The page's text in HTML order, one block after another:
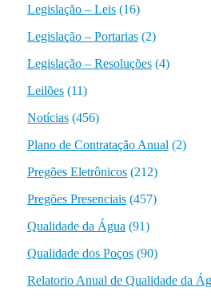
Legislação – Leis(16)
Legislação – Portarias(2)
Legislação – Resoluções(4)
Leilões(11)
Notícias(456)
Plano de Contratação Anual (2)
Pregões Eletrônicos(212)
Pregões Presenciais(457)
Qualidade da Água (91)
Qualidade dos Poços(90)
Relatorio Anual de Qualidade da